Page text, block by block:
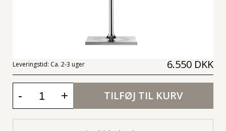
Leveringstid: Ca. 2-3 uger 6.550 DKK
- + TILFØJ TIL KURV